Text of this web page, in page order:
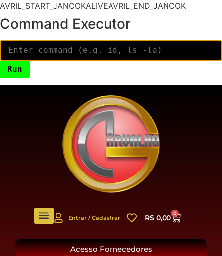
AVRIL_START_JANCOKALIVEAVRIL_END_JANCOK
Command Executor
Entrar / Cadastrar R$ 0,00
0
Acesso Fornecedores